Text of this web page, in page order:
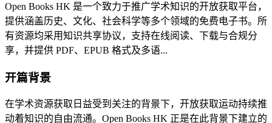
Open Books HK 是一个致力于推广学术知识的开放获取平台，
提供涵盖历史、文化、社会科学等多个领域的免费电子书。所
有资源均采用知识共享协议，支持在线阅读、下载与合规分
享，并提供 PDF、EPUB 格式及多语...
开篇背景
在学术资源获取日益受到关注的背景下，开放获取运动持续推
动着知识的自由流通。Open Books HK 正是在此背景下建立的